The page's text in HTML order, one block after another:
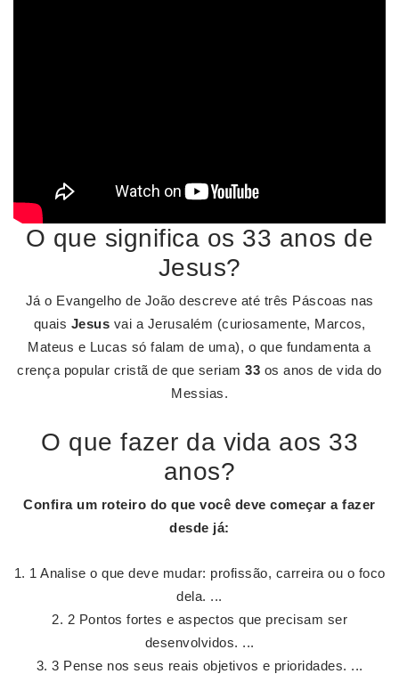
O que significa os 33 anos de
Jesus?
Já o Evangelho de João descreve até três Páscoas nas
quais Jesus vai a Jerusalém (curiosamente, Marcos,
Mateus e Lucas só falam de uma), o que fundamenta a
crença popular cristã de que seriam33 os anos de vida do
Messias.
O que fazer da vida aos 33
anos?
Confira um roteiro do que você deve começar afazer
desde já:
1 Analise o que deve mudar: profissão, carreira ou o foco
dela. ...
2 Pontos fortes e aspectos que precisam ser
desenvolvidos. ...
3 Pense nos seus reais objetivos e prioridades. ...